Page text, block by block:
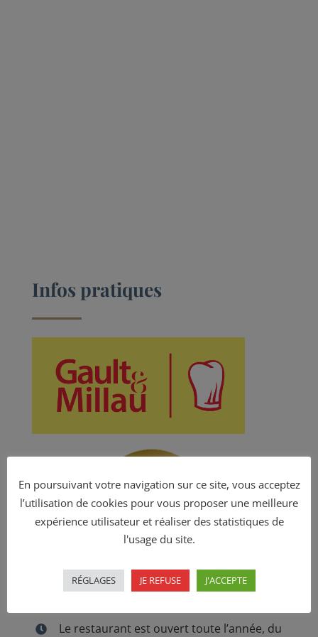
Infos pratiques
Horaires
Le restaurant est ouvert toute l’année, du
En poursuivant votre navigation sur ce site, vous acceptez
l’utilisation de cookies pour vous proposer une meilleure
expérience utilisateur et réaliser des statistiques de
l'usage du site.
RÉGLAGES JE REFUSE J'ACCEPTE